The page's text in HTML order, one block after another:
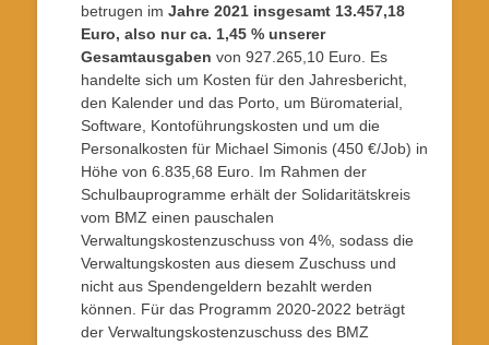
betrugen im Jahre 2021 insgesamt 13.457,18
Euro, also nur ca. 1,45 % unserer
Gesamtausgaben von 927.265,10 Euro. Es
handelte sich um Kosten für den Jahresbericht,
den Kalender und das Porto, um Büromaterial,
Software, Kontoführungskosten und um die
Personalkosten für Michael Simonis (450 €/Job) in
Höhe von 6.835,68 Euro. Im Rahmen der
Schulbauprogramme erhält der Solidaritätskreis
vom BMZ einen pauschalen
Verwaltungskostenzuschuss von 4%, sodass die
Verwaltungskosten aus diesem Zuschuss und
nicht aus Spendengeldern bezahlt werden
können. Für das Programm 2020-2022 beträgt
der Verwaltungskostenzuschuss des BMZ